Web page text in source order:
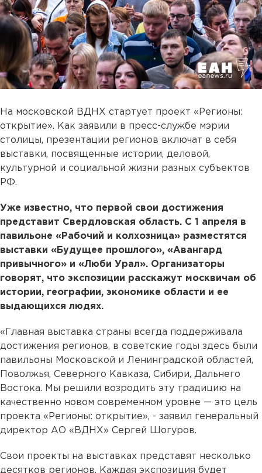
На московской ВДНХ стартует проект «Регионы:
открытие». Как заявили в пресс-службе мэрии
столицы, презентации регионов включат в себя
выставки, посвященные истории, деловой,
культурной и социальной жизни разных субъектов
РФ.
Уже известно, что первой свои достижения
представит Свердловская область. С 1 апреля в
павильоне «Рабочий и колхозница» разместятся
выставки «Будущее прошлого», «Авангард
привычного» и «Люби Урал». Организаторы
говорят, что экспозиции расскажут москвичам об
истории, географии, экономике области и ее
выдающихся людях.
«Главная выставка страны всегда поддерживала
достижения регионов, в советские годы здесь были
павильоны Московской и Ленинградской областей,
Поволжья, Северного Кавказа, Сибири, Дальнего
Востока. Мы решили возродить эту традицию на
качественно новом современном уровне — это цель
проекта «Регионы: открытие», - заявил генеральный
директор АО «ВДНХ» Сергей Шогуров.
Свои проекты на выставках представят несколько
десятков регионов. Каждая экспозиция будет